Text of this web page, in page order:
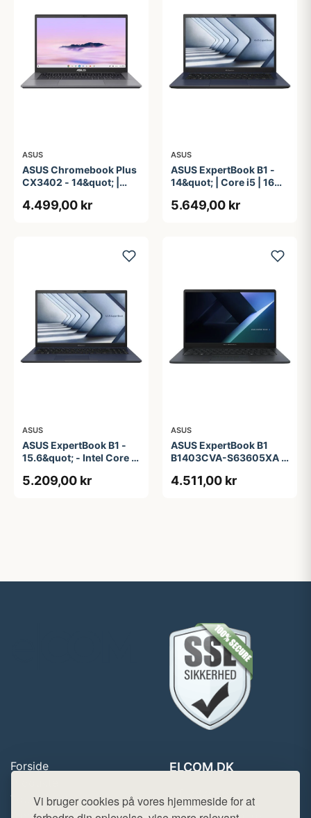
Vi bruger cookies på vores hjemmeside for at
ASUS
ASUS Chromebook Plus
CX3402 - 14&quot; |
4.499,00 kr
ASUS
ASUS ExpertBook B1 -
14&quot; | Core i5 | 16GB
5.649,00 kr
ASUS
ASUS ExpertBook B1 -
15.6&quot; - Intel Core i5
256 GB SSD
5.209,00 kr
ASUS
ASUS ExpertBook B1
B1403CVA-S63605XA -
i3-1315U - 8 GB RAM -
4.511,00 kr
Forside
Top Rabatter
ELCOM.DK